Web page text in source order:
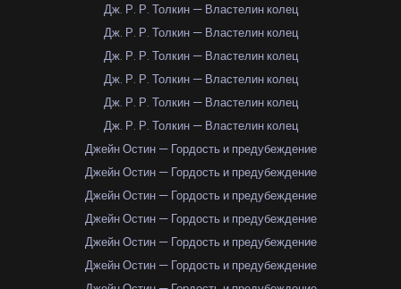
Дж. Р. Р. Толкин — Властелин колец
Дж. Р. Р. Толкин — Властелин колец
Дж. Р. Р. Толкин — Властелин колец
Дж. Р. Р. Толкин — Властелин колец
Дж. Р. Р. Толкин — Властелин колец
Дж. Р. Р. Толкин — Властелин колец
Джейн Остин — Гордость и предубеждение
Джейн Остин — Гордость и предубеждение
Джейн Остин — Гордость и предубеждение
Джейн Остин — Гордость и предубеждение
Джейн Остин — Гордость и предубеждение
Джейн Остин — Гордость и предубеждение